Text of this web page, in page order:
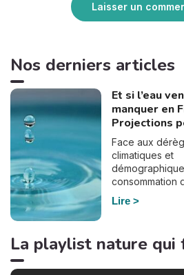
Laisser un
Nos derniers articles
Et si l’eau
manquer en
Projections
Face aux
climatiques et
consommation
pourrait bien
France d’ici à
Stratégie,
Lire
La playlist nature qui